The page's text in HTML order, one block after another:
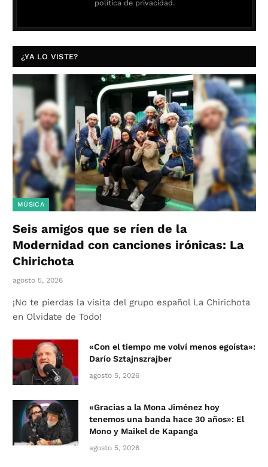
política de privacidad.
¿YA LO VISTE?
MÚSICA
Seis amigos que se ríen de la
Modernidad con canciones irónicas: La
Chirichota
agosto 5, 2026
¡No te pierdas la visita del grupo español La Chirichota
en Olvidate de Todo!
«Con el tiempo me volví menos egoísta»:
Darío Sztajnszrajber
agosto 5, 2026
«Gracias a la Mona Jiménez hoy
tenemos una banda hace 30 años»: El
Mono y Maikel de Kapanga
agosto 5, 2026